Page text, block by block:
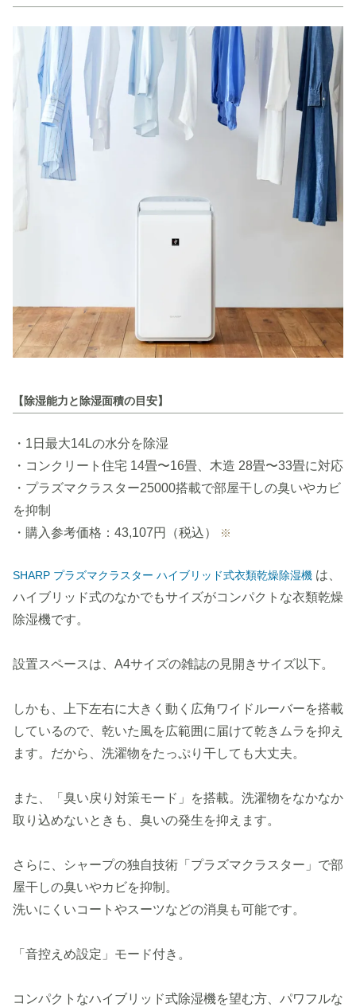
【除湿能力と除湿面積の目安】
・1日最大14Lの水分を除湿
・コンクリート住宅 14畳〜16畳、木造 28畳〜33畳に対応
・プラズマクラスター25000搭載で部屋干しの臭いやカビ
を抑制
・購入参考価格：43,107円（税込）
※
SHARP プラズマクラスター ハイブリッド式衣類乾燥除湿機 は、
ハイブリッド式のなかでもサイズがコンパクトな衣類乾燥
除湿機です。
設置スペースは、A4サイズの雑誌の見開きサイズ以下。
しかも、上下左右に大きく動く広角ワイドルーバーを搭載
しているので、乾いた風を広範囲に届けて乾きムラを抑え
ます。だから、洗濯物をたっぷり干しても大丈夫。
また、「臭い戻り対策モード」を搭載。洗濯物をなかなか
取り込めないときも、臭いの発生を抑えます。
さらに、シャープの独自技術「プラズマクラスター」で部
屋干しの臭いやカビを抑制。
洗いにくいコートやスーツなどの消臭も可能です。
「音控えめ設定」モード付き。
コンパクトなハイブリッド式除湿機を望む方、パワフルな